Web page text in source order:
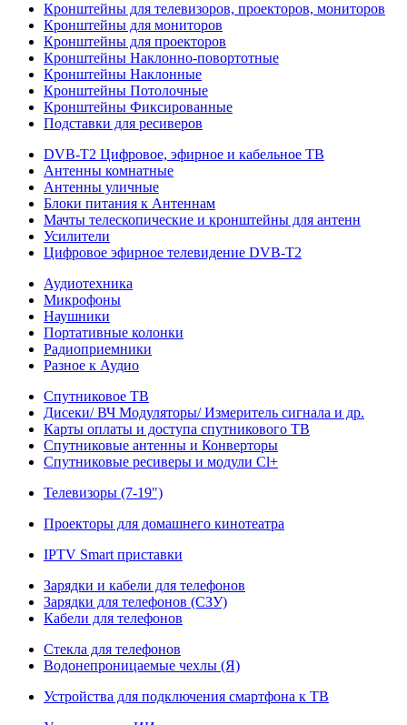
Кронштейны для телевизоров, проекторов, мониторов
Кронштейны для мониторов
Кронштейны для проекторов
Кронштейны Наклонно-повортотные
Кронштейны Наклонные
Кронштейны Потолочные
Кронштейны Фиксированные
Подставки для ресиверов
DVB-T2 Цифровое, эфирное и кабельное ТВ
Антенны комнатные
Антенны уличные
Блоки питания к Антеннам
Мачты телескопические и кронштейны для антенн
Усилители
Цифровое эфирное телевидение DVB-Т2
Аудиотехника
Микрофоны
Наушники
Портативные колонки
Радиоприемники
Разное к Аудио
Спутниковое ТВ
Дисеки/ ВЧ Модуляторы/ Измеритель сигнала и др.
Карты оплаты и доступа спутникового ТВ
Спутниковые антенны и Конверторы
Спутниковые ресиверы и модули Cl+
Телевизоры (7-19")
Проекторы для домашнего кинотеатра
IPTV Smart приставки
Зарядки и кабели для телефонов
Зарядки для телефонов (СЗУ)
Кабели для телефонов
Стекла для телефонов
Водонепроницаемые чехлы (Я)
Устройства для подключения смартфона к ТВ